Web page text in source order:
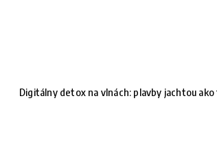
Digitálny detox na vlnách: plavby jachtou